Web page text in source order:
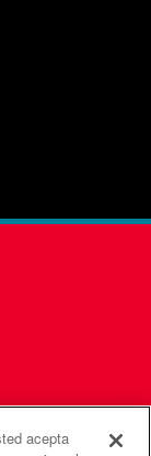
acepta